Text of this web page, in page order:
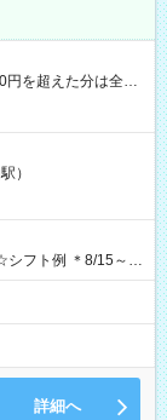
★日払い
お仕事後はコン
）
：00 ＊8/31
：00 ＊9/6～
詳細へ